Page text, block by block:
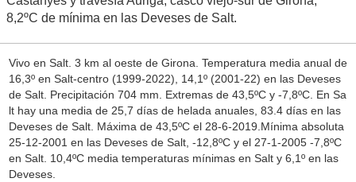
8,2ºC de mínima en las Deveses de Salt.
Vivo en Salt. 3 km al oeste de Girona. Temperatura media anual de
16,3º en Salt-centro (1999-2022), 14,1º (2001-22) en las Deveses
de Salt. Precipitación 704 mm. Extremas de 43,5ºC y -7,8ºC. En Sa
lt hay una media de 25,7 días de helada anuales, 83.4 días en las
Deveses de Salt. Máxima de 43,5ºC el 28-6-2019.Mínima absoluta
25-12-2001 en las Deveses de Salt, -12,8ºC y el 27-1-2005 -7,8ºC
en Salt. 10,4ºC media temperaturas mínimas en Salt y 6,1º en las
Deveses.